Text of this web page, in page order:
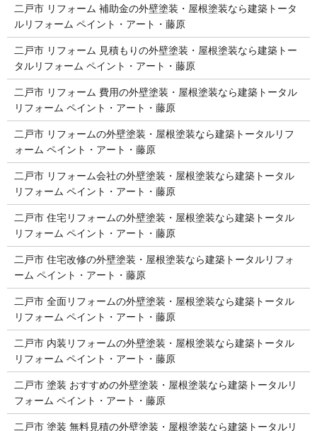
二戸市 リフォーム 補助金の外壁塗装・屋根塗装なら建築トータ
ルリフォーム ペイント・アート・藤原
二戸市 リフォーム 見積もりの外壁塗装・屋根塗装なら建築トー
タルリフォーム ペイント・アート・藤原
二戸市 リフォーム 費用の外壁塗装・屋根塗装なら建築トータル
リフォーム ペイント・アート・藤原
二戸市 リフォームの外壁塗装・屋根塗装なら建築トータルリフ
ォーム ペイント・アート・藤原
二戸市 リフォーム会社の外壁塗装・屋根塗装なら建築トータル
リフォーム ペイント・アート・藤原
二戸市 住宅リフォームの外壁塗装・屋根塗装なら建築トータル
リフォーム ペイント・アート・藤原
二戸市 住宅改修の外壁塗装・屋根塗装なら建築トータルリフォ
ーム ペイント・アート・藤原
二戸市 全面リフォームの外壁塗装・屋根塗装なら建築トータル
リフォーム ペイント・アート・藤原
二戸市 内装リフォームの外壁塗装・屋根塗装なら建築トータル
リフォーム ペイント・アート・藤原
二戸市 塗装 おすすめの外壁塗装・屋根塗装なら建築トータルリ
フォーム ペイント・アート・藤原
二戸市 塗装 無料見積の外壁塗装・屋根塗装なら建築トータルリ